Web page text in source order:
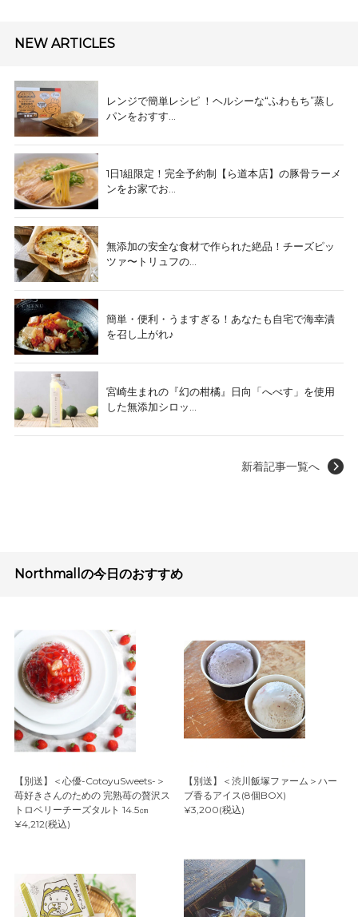
NEW ARTICLES
レンジで簡単レシピ ！ヘルシーな“ふわもち”蒸し
パンをおすす...
1日1組限定！完全予約制【ら道本店】の豚骨ラーメ
ンをお家でお...
無添加の安全な食材で作られた絶品！チーズピッ
ツァ〜トリュフの...
簡単・便利・うますぎる！あなたも自宅で海幸漬
を召し上がれ♪
宮崎生まれの『幻の柑橘』日向「へべす」を使用
した無添加シロッ...
新着記事一覧へ
Northmallの今日のおすすめ
【別送】＜心優-CotoyuSweets-＞
苺好きさんのための 完熟苺の贅沢ス
トロベリーチーズタルト 14.5㎝
¥4,212(税込)
【別送】＜渋川飯塚ファーム＞ハー
ブ香るアイス(8個BOX)
¥3,200(税込)